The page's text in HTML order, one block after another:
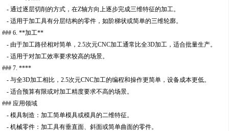
- 通过逐层切削的方式，在Z轴方向上逐步完成三维特征的加工。
- 适用于加工具有分层结构的零件，如阶梯状或简单的三维轮廓。
### 6. **加工**
- 由于加工路径相对简单，2.5次元CNC加工通常比全3D加工，适合批量生产。
- 适用于对加工效率要求较高的场景。
### 7. ****
- 与全3D加工相比，2.5次元CNC加工的编程和操作更简单，设备成本更低。
- 适合预算有限或对加工精度要求不高的场景。
### 应用领域
- 模具制造：加工简单模具或模具的二维特征。
- 机械零件：加工具有垂直面、斜面或简单曲面的零件。